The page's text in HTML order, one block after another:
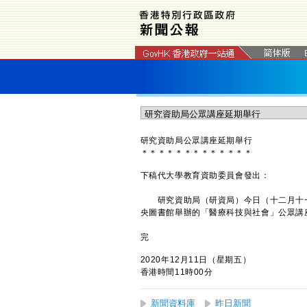
研究資助局公眾講座延期舉行
＊ ＊ ＊ ＊ ＊ ＊ ＊ ＊ ＊ ＊ ＊ ＊ ＊
下稿代大學教育資助委員會發出：
研究資助局（研資局）今日（十二月十
央圖書館舉辦的「醫療科技與社會」公眾
完
2020年12月11日（星期五）
香港時間11時00分
新聞資料庫 昨日新聞